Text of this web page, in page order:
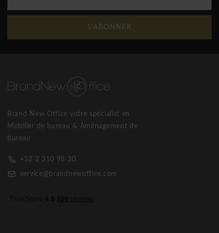
S'ABONNER
Brand New Office votre spécialist en
Mobilier de bureau & Aménagement de
bureau
+32 2 310 98 30
service@brandnewoffice.com